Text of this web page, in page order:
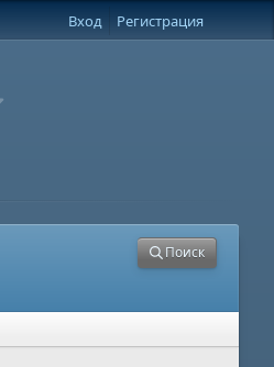
Вход Регистрация
Поиск